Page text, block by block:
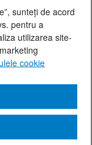
sunteți de acord
pentru a
utilizarea site-
cookie